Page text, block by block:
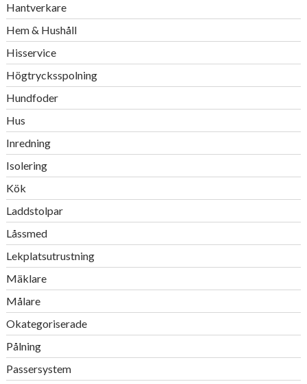
Hantverkare
Hem & Hushåll
Hisservice
Högtrycksspolning
Hundfoder
Hus
Inredning
Isolering
Kök
Laddstolpar
Låssmed
Lekplatsutrustning
Mäklare
Målare
Okategoriserade
Pålning
Passersystem